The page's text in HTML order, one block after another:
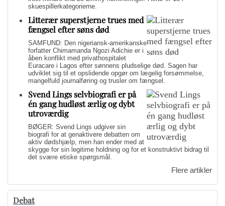
skuespillerkategorierne.
Litterær superstjerne trues med
fængsel efter søns død
SAMFUND: Den nigeriansk-amerikanske
forfatter Chimamanda Ngozi Adichie er i
åben konflikt med privathospitalet
Euracare i Lagos efter sønnens pludselige død. Sagen har
udviklet sig til et opslidende opgør om lægelig forsømmelse,
mangelfuld journalføring og trusler om fængsel.
Svend Lings selvbiografi er på
én gang hudløst ærlig og dybt
utroværdig
BØGER: Svend Lings udgiver sin
biografi for at genaktivere debatten om
aktiv dødshjælp, men han ender med at
skygge for sin legitime holdning og for et konstruktivt bidrag til
det svære etiske spørgsmål.
Flere artikler
Debat